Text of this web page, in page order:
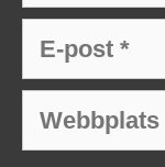
E-
post
Webbplats